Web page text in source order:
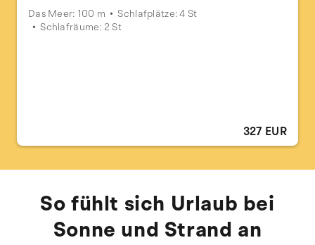
Das Meer: 100 m
Schlafplätze: 4 St
Schlafräume: 2 St
327 EUR
So fühlt sich Urlaub bei
Sonne und Strand an